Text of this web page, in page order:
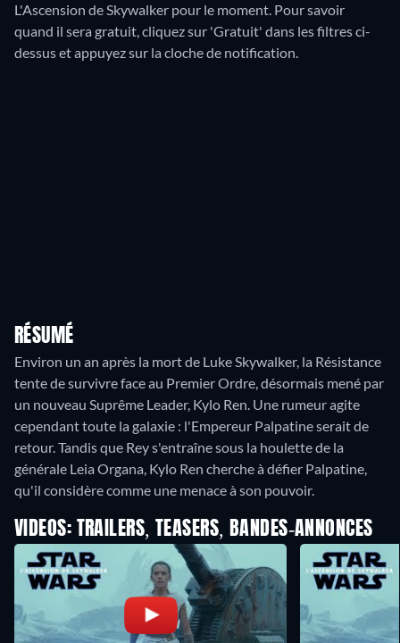
L'Ascension de Skywalker pour le moment. Pour savoir
quand il sera gratuit, cliquez sur 'Gratuit' dans les filtres ci-
dessus et appuyez sur la cloche de notification.
RÉSUMÉ
Environ un an après la mort de Luke Skywalker, la Résistance
tente de survivre face au Premier Ordre, désormais mené par
un nouveau Suprême Leader, Kylo Ren. Une rumeur agite
cependant toute la galaxie : l'Empereur Palpatine serait de
retour. Tandis que Rey s'entraîne sous la houlette de la
générale Leia Organa, Kylo Ren cherche à défier Palpatine,
qu'il considère comme une menace à son pouvoir.
VIDEOS: TRAILERS, TEASERS, BANDES-ANNONCES